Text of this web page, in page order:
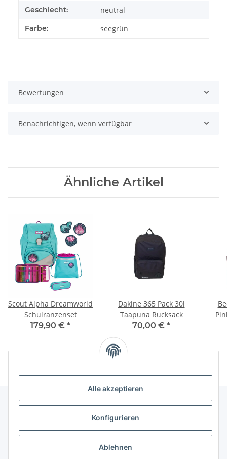
Alle akzeptieren
Konfigurieren
Ablehnen
Geschlecht: neutral
Farbe: seegrün
Bewertungen
Benachrichtigen, wenn verfügbar
Ähnliche Artikel
Scout Alpha Dreamworld
Schulranzenset
179,90 € *
Dakine 365 Pack 30l
Taapuna Rucksack
70,00 € *
Gesetzliche Informationen